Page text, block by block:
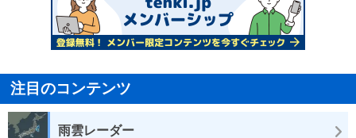
注目のコンテンツ
雨雲レーダー